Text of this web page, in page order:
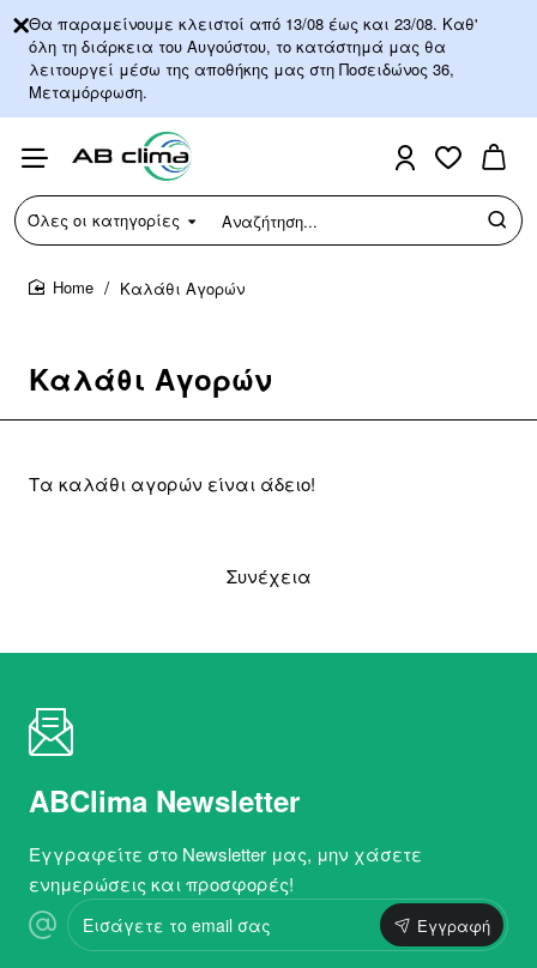
Θα παραμείνουμε κλειστοί από 13/08 έως και 23/08. Καθ'
όλη τη διάρκεια του Αυγούστου, το κατάστημά μας θα
λειτουργεί μέσω της αποθήκης μας στη Ποσειδώνος 36,
Μεταμόρφωση.
Όλες οι κατηγορίες
Αναζήτηση...
Καλάθι Αγορών
Καλάθι Αγορών
Τα καλάθι αγορών είναι άδειο!
Συνέχεια
ABClima Newsletter
Εγγραφείτε στο Newsletter μας, μην χάσετε
ενημερώσεις και προσφορές!
Εισάγετε
το
email
Εγγραφή